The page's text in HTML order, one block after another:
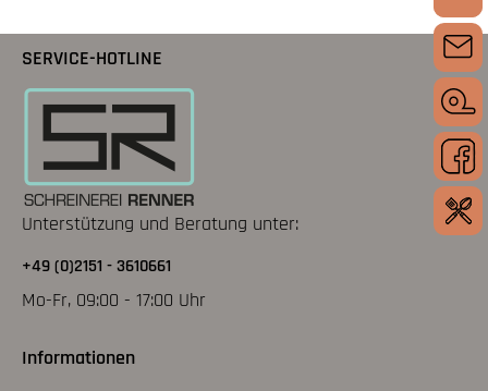
SERVICE-HOTLINE
Unterstützung und Beratung unter:
+49 (0)2151 - 3610661
Mo-Fr, 09:00 - 17:00 Uhr
Informationen